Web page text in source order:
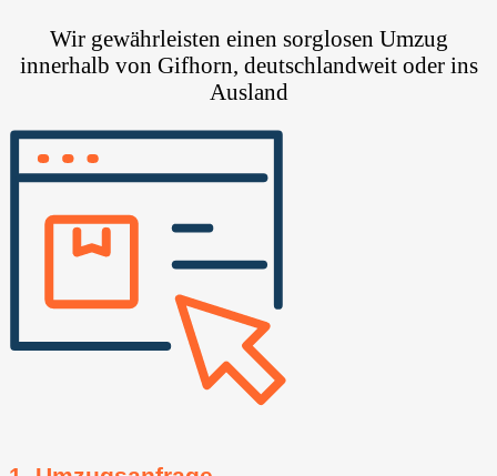
Wir gewährleisten einen sorglosen Umzug
innerhalb von Gifhorn, deutschlandweit oder ins
Ausland